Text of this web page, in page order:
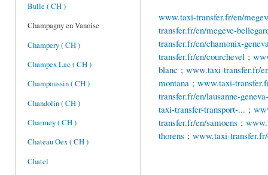
Bulle ( CH )
Champagny en Vanoise
Champery ( CH )
Champex Lac ( CH )
Champoussin ( CH )
Chandolin ( CH )
Charmey ( CH )
Chateau Oex ( CH )
Chatel
www.taxi-transfer.fr/en/
transfer.fr/en/megeve-
transfer.fr/en/chamonix-
transfer.fr/en/courchevel ;
blanc ; www.taxi-transfer.fr/
montana ; www.taxi-
transfer.fr/en/lausanne-
taxi-transfer-transport-... ;
transfer.fr/en/samoens ;
thorens ; www.taxi-